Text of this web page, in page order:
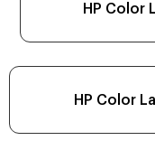
HP Color
HP Color